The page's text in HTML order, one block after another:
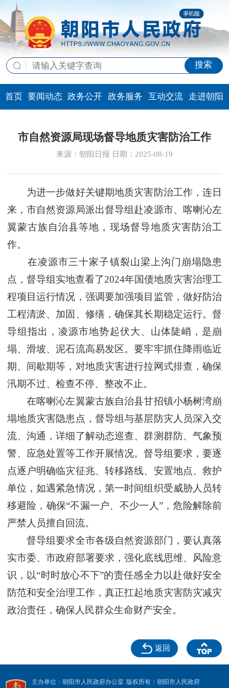
搜索
首页 要闻动态 政务公开 政务服务 互动交流 走进朝阳
市自然资源局现场督导地质灾害防治工作
来源：朝阳日报 日期：2025-08-19
为进一步做好关键期地质灾害防治工作，连日
来，市自然资源局派出督导组赴凌源市、喀喇沁左
翼蒙古族自治县等地，现场督导地质灾害防治工
作。
在凌源市三十家子镇裂山梁上沟门崩塌隐患
点，督导组实地查看了2024年国债地质灾害治理工
程项目运行情况，强调要加强项目监管，做好防治
工程清淤、加固、修缮，确保其长期稳定运行。督
导组指出，凌源市地势起伏大、山体陡峭，是崩
塌、滑坡、泥石流高易发区。要牢牢抓住降雨临近
期、间歇期等，对地质灾害进行拉网式排查，确保
汛期不过、检查不停、整改不止。
在喀喇沁左翼蒙古族自治县甘招镇小杨树湾崩
塌地质灾害隐患点，督导组与基层防灾人员深入交
流、沟通，详细了解动态巡查、群测群防、气象预
警、应急处置等工作开展情况。督导组要求，要逐
点逐户明确临灾征兆、转移路线、安置地点、救护
单位，如遇紧急情况，第一时间组织受威胁人员转
移避险，确保“不漏一户、不少一人”，危险解除前
严禁人员擅自回流。
督导组要求全市各级自然资源部门，要认真落
实市委、市政府部署要求，强化底线思维、风险意
识，以“时时放心不下”的责任感全力以赴做好安全
防范和安全治理工作，真正扛起地质灾害防灾减灾
政治责任，确保人民群众生命财产安全。
返回
主办单位：朝阳市人民政府办公室 版权所有：朝阳市人民政府